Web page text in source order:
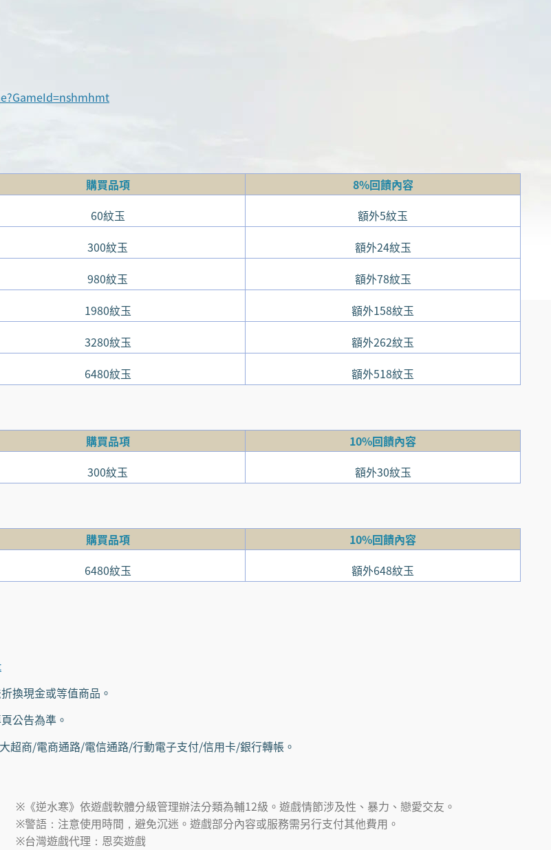
購買品項
8%回饋內容
60紋玉
額外5紋玉
300紋玉
額外24紋玉
980紋玉
額外78紋玉
1980紋玉
額外158紋玉
3280紋玉
額外262紋玉
6480紋玉 額外518紋玉
購買品項
10%回饋內容
300紋玉 額外30紋玉
購買品項
10%回饋內容
6480紋玉 額外648紋玉
換現金或等值商品。
公告為準。
商/電商通路/電信通路/行動電子支付/信用卡/銀行轉帳。
※《逆水寒》依遊戲軟體分級管理辦法分類為輔12級。遊戲情節涉及性、暴力、戀愛交友。
※警語：注意使用時間，避免沉迷。遊戲部分內容或服務需另行支付其他費用。
※台灣遊戲代理：恩奕遊戲